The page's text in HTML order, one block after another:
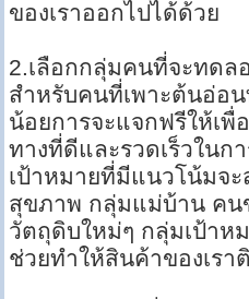
ของเราออกไปได้ด้วย
2.เลือกกลุ่มคนที่จะทด
สำหรับคนที่เพาะต้นอ่อ
น้อยการจะแจกฟรีให้เพื่
ทางที่ดีและรวดเร็วในก
เป้าหมายที่มีแนวโน้มจ
สุขภาพ กลุ่มแม่บ้าน คน
วัตถุดิบใหม่ๆ กลุ่มเป้าห
ช่วยทำให้สินค้าของเร